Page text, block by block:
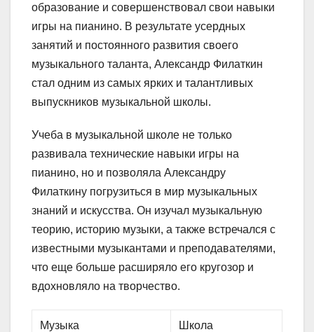
образование и совершенствовал свои навыки
игры на пианино. В результате усердных
занятий и постоянного развития своего
музыкального таланта, Александр Филаткин
стал одним из самых ярких и талантливых
выпускников музыкальной школы.
Учеба в музыкальной школе не только
развивала технические навыки игры на
пианино, но и позволяла Александру
Филаткину погрузиться в мир музыкальных
знаний и искусства. Он изучал музыкальную
теорию, историю музыки, а также встречался с
известными музыкантами и преподавателями,
что еще больше расширяло его кругозор и
вдохновляло на творчество.
Музыка Школа